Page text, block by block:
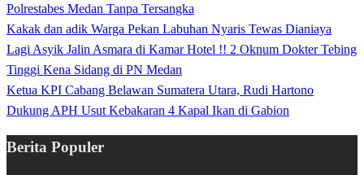
Polrestabes Medan Tanpa Tersangka
Kakak dan adik Warga Pekan Labuhan Nyaris Tewas Dianiaya
Lagi Asyik Jalin Asmara di Kamar Hotel !! 2 Oknum Dokter Tebing
Tinggi Kena Sidang di PN Medan
Ketua KPI Cabang Belawan Sumatera Utara, Rudi Hartono
Dukung APH Usut Kebakaran 4 Kapal Ikan di Gabion
Berita Populer